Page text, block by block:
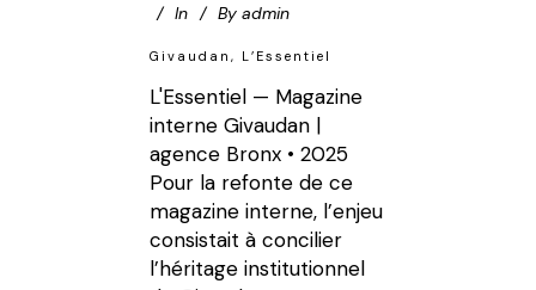
In By admin
Givaudan, L’Essentiel
L'Essentiel — Magazine
interne Givaudan |
agence Bronx • 2025
Pour la refonte de ce
magazine interne, l’enjeu
consistait à concilier
l’héritage institutionnel